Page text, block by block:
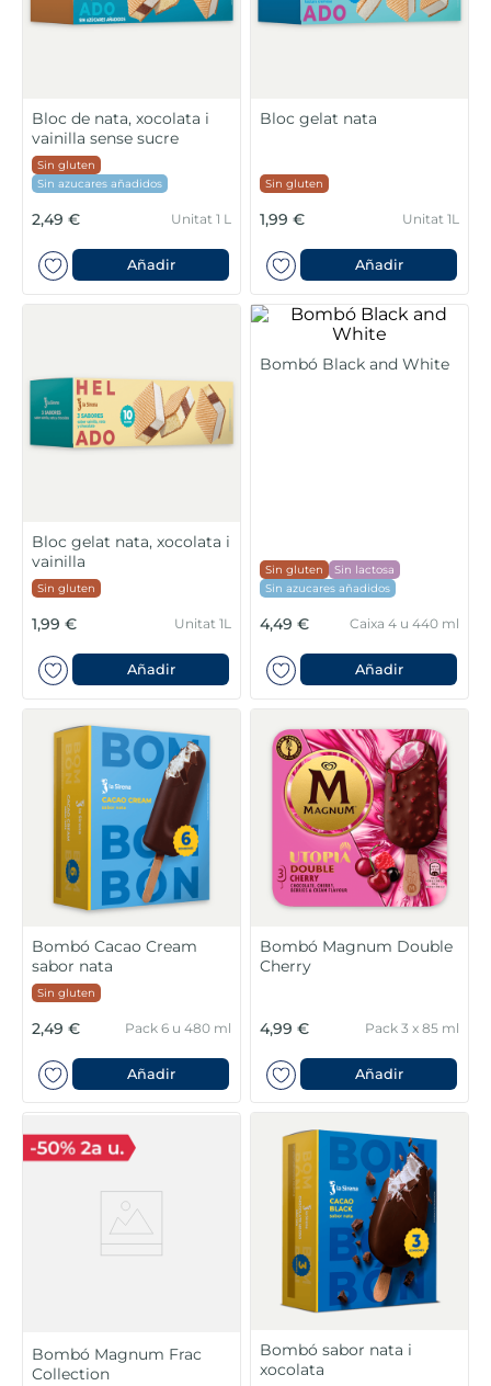
Bloc de nata, xocolata i
vainilla sense sucre
Sin gluten
Sin azucares añadidos
2,49 € Unitat 1 L
Añadir
Bloc gelat nata
Sin gluten
1,99 € Unitat 1L
Añadir
Bloc gelat nata, xocolata i
vainilla
Sin gluten
1,99 € Unitat 1L
Añadir
Bombó Black and White
Sin gluten
Sin lactosa
Sin azucares añadidos
4,49 € Caixa 4 u 440 ml
Añadir
Bombó Cacao Cream
sabor nata
Sin gluten
2,49 € Pack 6 u 480 ml
Añadir
Bombó Magnum Double
Cherry
4,99 € Pack 3 x 85 ml
Añadir
Bombó Magnum Frac
Collection
Bombó sabor nata i
xocolata
listísimos